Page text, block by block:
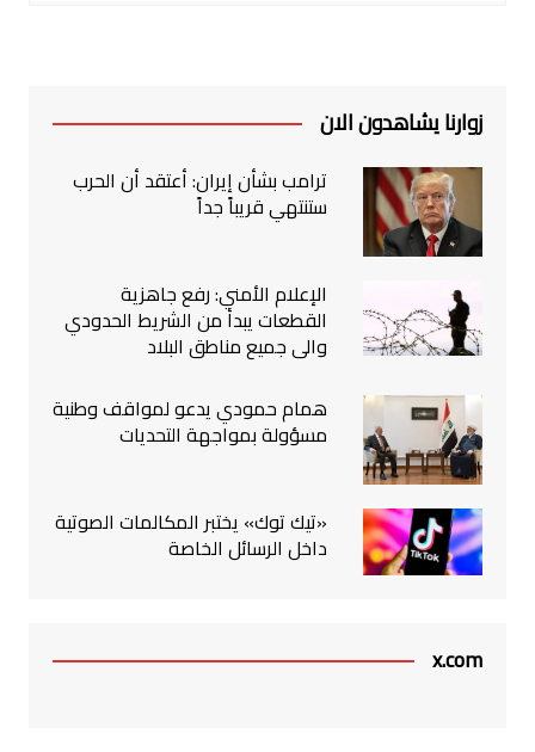
زوارنا يشاهدون الان
ترامب بشأن إيران: أعتقد أن الحرب
ستنتهي قريباً جداً
الإعلام الأمني: رفع جاهزية
القطعات يبدأ من الشريط الحدودي
والى جميع مناطق البلاد
همام حمودي يدعو لمواقف وطنية
مسؤولة بمواجهة التحديات
«تيك توك» يختبر المكالمات الصوتية
داخل الرسائل الخاصة
x.com